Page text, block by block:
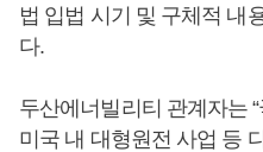
법 입법 시기 및 구체적 내
다.
두산에너빌리티 관계자는
미국 내 대형원전 사업 등